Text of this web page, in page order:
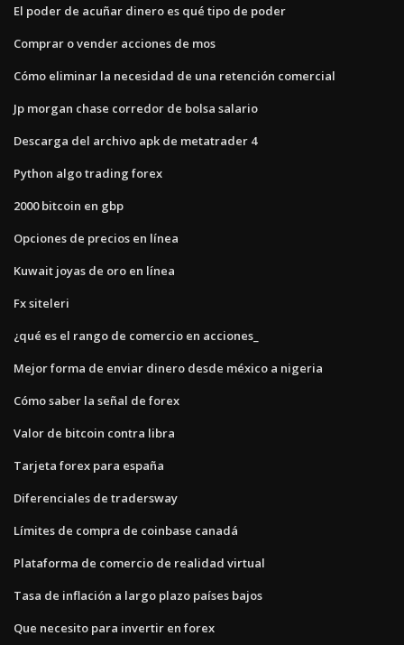
El poder de acuñar dinero es qué tipo de poder
Comprar o vender acciones de mos
Cómo eliminar la necesidad de una retención comercial
Jp morgan chase corredor de bolsa salario
Descarga del archivo apk de metatrader 4
Python algo trading forex
2000 bitcoin en gbp
Opciones de precios en línea
Kuwait joyas de oro en línea
Fx siteleri
¿qué es el rango de comercio en acciones_
Mejor forma de enviar dinero desde méxico a nigeria
Cómo saber la señal de forex
Valor de bitcoin contra libra
Tarjeta forex para españa
Diferenciales de tradersway
Límites de compra de coinbase canadá
Plataforma de comercio de realidad virtual
Tasa de inflación a largo plazo países bajos
Que necesito para invertir en forex